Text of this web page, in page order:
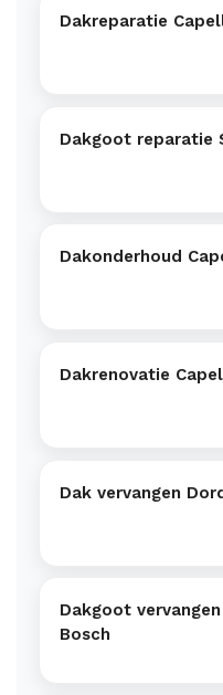
Dakreparatie
Dakgoot reparatie
Dakonderhoud
Dakrenovatie
Dak vervangen
Dakgoot
Bosch